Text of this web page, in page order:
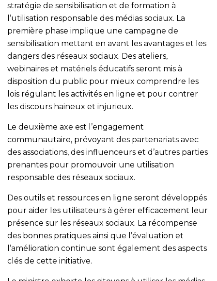
stratégie de sensibilisation et de formation à
l’utilisation responsable des médias sociaux. La
première phase implique une campagne de
sensibilisation mettant en avant les avantages et les
dangers des réseaux sociaux. Des ateliers,
webinaires et matériels éducatifs seront mis à
disposition du public pour mieux comprendre les
lois régulant les activités en ligne et pour contrer
les discours haineux et injurieux.
Le deuxième axe est l’engagement
communautaire, prévoyant des partenariats avec
des associations, des influenceurs et d’autres parties
prenantes pour promouvoir une utilisation
responsable des réseaux sociaux.
Des outils et ressources en ligne seront développés
pour aider les utilisateurs à gérer efficacement leur
présence sur les réseaux sociaux. La récompense
des bonnes pratiques ainsi que l’évaluation et
l’amélioration continue sont également des aspects
clés de cette initiative.